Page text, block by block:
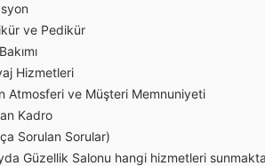
ve Pedikür
Hizmetleri
Atmosferi ve Müşteri Memnuniyeti
Kadro
Sorulan Sorular)
Güzellik Salonu hangi hizmetleri